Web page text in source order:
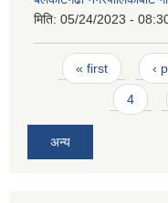
मिति: 05/24/2023 -
Pages
« first ‹
4
अन्य